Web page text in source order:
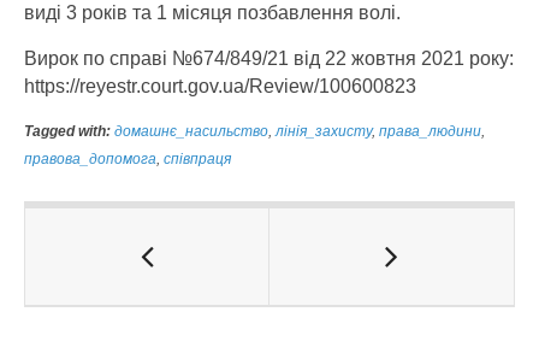
виді 3 років та 1 місяця позбавлення волі.
Вирок по справі №674/849/21 від 22 жовтня 2021 року:
https://reyestr.court.gov.ua/Review/100600823
Tagged with: домашнє_насильство,лінія_захисту, права_людини,
правова_допомога, співпраця